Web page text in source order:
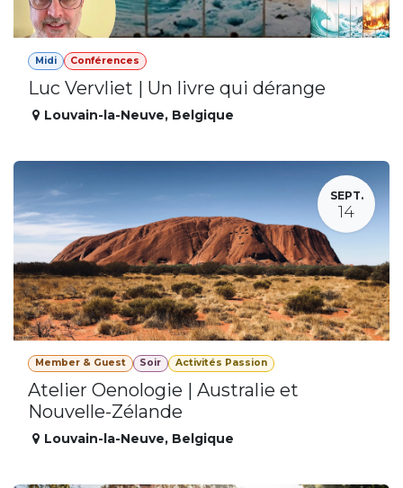
Midi Conférences
Luc Vervliet | Un livre qui dérange
Louvain-la-Neuve, Belgique
SEPT.
14
Member & Guest Soir Activités Passion
Atelier Oenologie | Australie et
Nouvelle-Zélande
Louvain-la-Neuve, Belgique